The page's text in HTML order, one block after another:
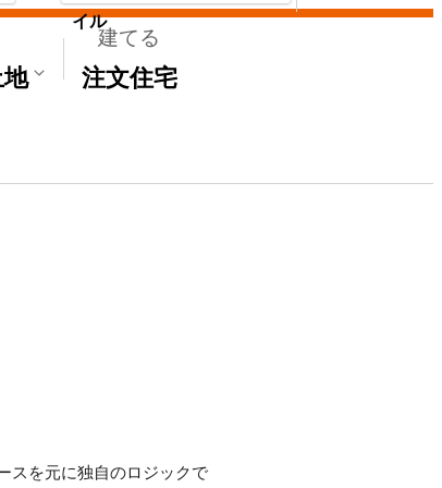
建てる
注文住宅
イル
スを元に独自のロジックで